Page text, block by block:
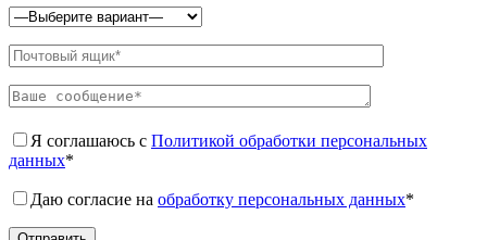
Я соглашаюсь с Политикой обработки персональных
данных*
Даю согласие на обработку персональных данных*